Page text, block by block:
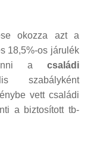
okozza azt a
18,5%-os járulék
a családi
szabályként
vett családi
a biztosított tb-